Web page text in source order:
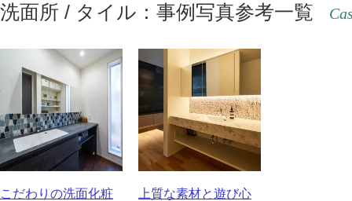
洗面所 / タイル：事例写真参考一覧
こだわりの洗面化粧
上質な素材と遊び心